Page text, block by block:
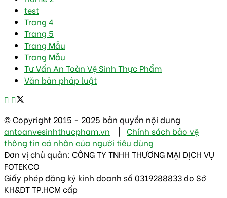
test
Trang 4
Trang 5
Trang Mẫu
Trang Mẫu
Tư Vấn An Toàn Vệ Sinh Thực Phẩm
Văn bản pháp luật
© Copyright 2015 - 2025 bản quyền nội dung
antoanvesinhthucpham.vn | Chính sách bảo vệ
thông tin cá nhân của người tiêu dùng
Đơn vị chủ quản: CÔNG TY TNHH THƯƠNG MẠI DỊCH VỤ
FOTEKCO
Giấy phép đăng ký kinh doanh số 0319288833 do Sở
KH&ĐT TP.HCM cấp